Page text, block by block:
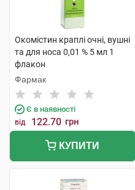
Окомістин краплі очні, вушні
та для носа 0,01 % 5 мл 1
флакон
Фармак
Є в наявності
від 122.70 грн
КУПИТИ